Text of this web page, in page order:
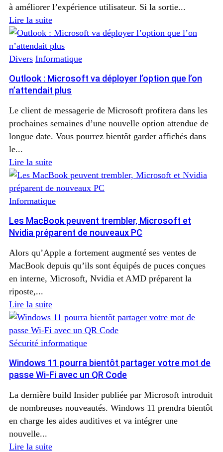
à améliorer l’expérience utilisateur. Si la sortie...
Lire la suite
Divers Informatique
Outlook : Microsoft va déployer l’option que l’on
n’attendait plus
Le client de messagerie de Microsoft profitera dans les
prochaines semaines d’une nouvelle option attendue de
longue date. Vous pourrez bientôt garder affichés dans
le...
Lire la suite
Informatique
Les MacBook peuvent trembler, Microsoft et
Nvidia préparent de nouveaux PC
Alors qu’Apple a fortement augmenté ses ventes de
MacBook depuis qu’ils sont équipés de puces conçues
en interne, Microsoft, Nvidia et AMD préparent la
riposte,...
Lire la suite
Sécurité informatique
Windows 11 pourra bientôt partager votre mot de
passe Wi-Fi avec un QR Code
La dernière build Insider publiée par Microsoft introduit
de nombreuses nouveautés. Windows 11 prendra bientôt
en charge les aides auditives et va intégrer une
nouvelle...
Lire la suite